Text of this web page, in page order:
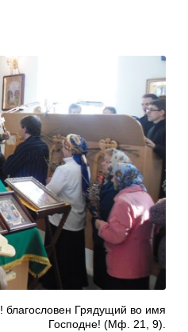
Грядущий во имя
Господне! (Мф. 21, 9).